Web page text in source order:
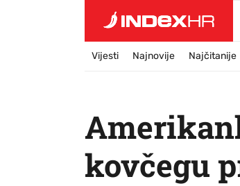
Vijesti Najnovije Najčitanije
kovčegu